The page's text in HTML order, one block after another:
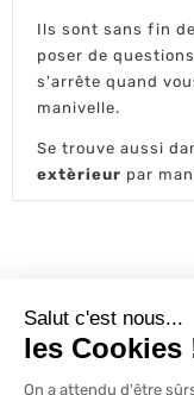
Ils sont sans fin
poser de
s'arrête quand
manivelle.
Se trouve aussi
extèrieur par
L'ACTU 100%